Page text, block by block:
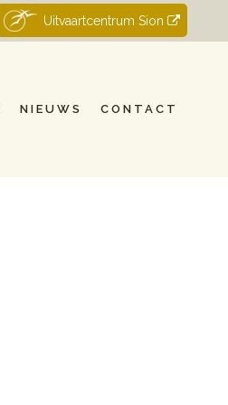
Uitvaartcentrum Sion
NIEUWS CONTACT